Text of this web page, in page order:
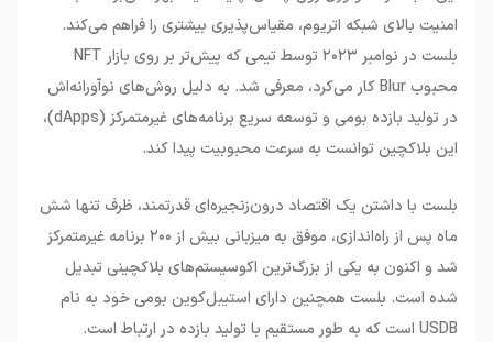
امنیت بالای شبکه اتریوم، مقیاس‌پذیری بیشتری را فراهم می‌کند.
بلست در نوامبر ۲۰۲۳ توسط تیمی که پیش‌تر بر روی بازار NFT
محبوب Blur کار می‌کرد، معرفی شد. به دلیل روش‌های نوآورانه‌اش
در تولید بازده بومی و توسعه سریع برنامه‌های غیرمتمرکز (dApps)،
این بلاکچین توانست به سرعت محبوبیت پیدا کند.
بلست با داشتن یک اقتصاد درون‌زنجیره‌ای قدرتمند، ظرف تنها شش
ماه پس از راه‌اندازی، موفق به میزبانی بیش از ۲۰۰ برنامه غیرمتمرکز
شد و اکنون به یکی از بزرگ‌ترین اکوسیستم‌های بلاکچینی تبدیل
شده است. بلست همچنین دارای استیبل‌کوین بومی خود به نام
USDB است که به طور مستقیم با تولید بازده در ارتباط است.